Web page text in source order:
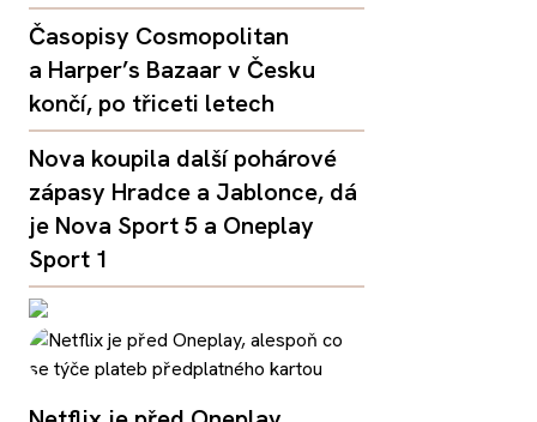
Časopisy Cosmopolitan
a Harper’s Bazaar v Česku
končí, po třiceti letech
Nova koupila další pohárové
zápasy Hradce a Jablonce, dá
je Nova Sport 5 a Oneplay
Sport 1